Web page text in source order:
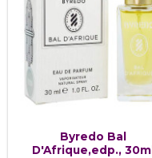
Byredo Bal
D'Afrique,edp., 30ml